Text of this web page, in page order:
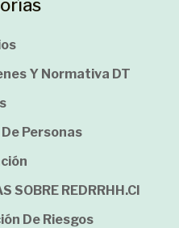
Y Normativa DT
Personas
SOBRE REDRRHH.cl
De Riesgos